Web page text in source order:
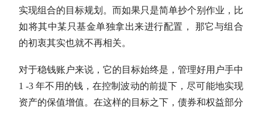
实现组合的目标规划。而如果只是简单抄个别作业，比
如将其中某只基金单独拿出来进行配置， 那它与组合
的初衷其实也就不再相关。
对于稳钱账户来说，它的目标始终是，管理好用户手中
1 -3 年不用的钱，在控制波动的前提下，尽可能地实现
资产的保值增值。在这样的目标之下，债券和权益部分